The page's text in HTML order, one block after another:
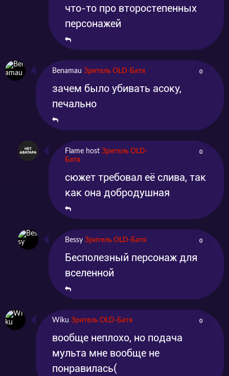
что-то про второстепенных
персонажей
Benamau Зритель OLD-Батя 0
зачем было убивать асоку,
печально
Flame host Зритель OLD-
Батя
0
сюжет требовал её слива, так
как она добродушная
Bessy Зритель OLD-Батя 0
Бесполезный персонаж для
вселенной
Wiku Зритель OLD-Батя 0
вообще неплохо, но подача
мульта мне вообще не
понравилась(